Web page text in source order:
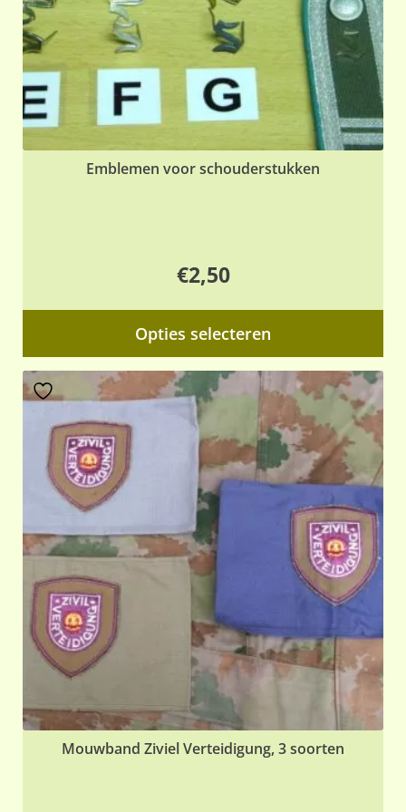
Emblemen voor schouderstukken
€2,50
Opties selecteren
Mouwband Ziviel Verteidigung, 3 soorten